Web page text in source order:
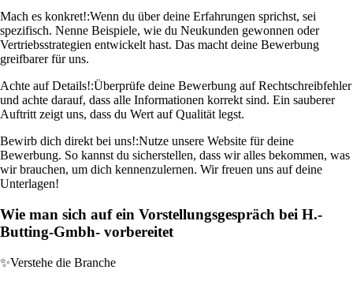
Mach es konkret!:Wenn du über deine Erfahrungen sprichst, sei
spezifisch. Nenne Beispiele, wie du Neukunden gewonnen oder
Vertriebsstrategien entwickelt hast. Das macht deine Bewerbung
greifbarer für uns.
Achte auf Details!:Überprüfe deine Bewerbung auf Rechtschreibfehler
und achte darauf, dass alle Informationen korrekt sind. Ein sauberer
Auftritt zeigt uns, dass du Wert auf Qualität legst.
Bewirb dich direkt bei uns!:Nutze unsere Website für deine
Bewerbung. So kannst du sicherstellen, dass wir alles bekommen, was
wir brauchen, um dich kennenzulernen. Wir freuen uns auf deine
Unterlagen!
Wie man sich auf ein Vorstellungsgespräch bei H.-
Butting-Gmbh- vorbereitet
✨Verstehe die Branche